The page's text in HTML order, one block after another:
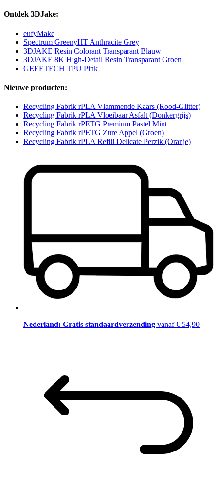
Ontdek 3DJake:
eufyMake
Spectrum GreenyHT Anthracite Grey
3DJAKE Resin Colorant Transparant Blauw
3DJAKE 8K High-Detail Resin Transparant Groen
GEEETECH TPU Pink
Nieuwe producten:
Recycling Fabrik rPLA Vlammende Kaars (Rood-Glitter)
Recycling Fabrik rPLA Vloeibaar Asfalt (Donkergrijs)
Recycling Fabrik rPETG Premium Pastel Mint
Recycling Fabrik rPETG Zure Appel (Groen)
Recycling Fabrik rPLA Refill Delicate Perzik (Oranje)
Nederland: Gratis standaardverzending vanaf € 54,90